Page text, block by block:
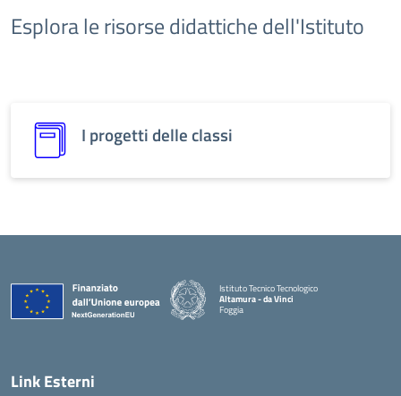
Esplora le risorse didattiche dell'Istituto
I progetti delle classi
Istituto Tecnico Tecnologico
Altamura - da Vinci
Foggia
Link Esterni